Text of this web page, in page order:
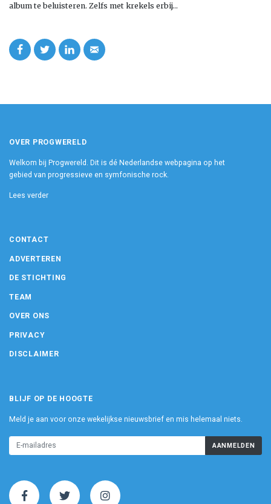
album te beluisteren. Zelfs met krekels erbij…
OVER PROGWERELD
Welkom bij Progwereld. Dit is dé Nederlandse webpagina op het
gebied van progressieve en symfonische rock.
Lees verder
CONTACT
ADVERTEREN
DE STICHTING
TEAM
OVER ONS
PRIVACY
DISCLAIMER
BLIJF OP DE HOOGTE
Meld je aan voor onze wekelijkse nieuwsbrief en mis helemaal niets.
AANMELDEN